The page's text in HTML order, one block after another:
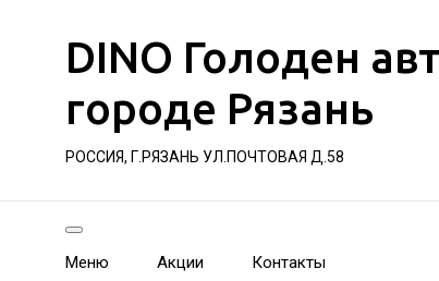
DINO Голоден
городе Рязань
РОССИЯ, Г.РЯЗАНЬ УЛ.ПОЧТОВАЯ Д.58
Меню Акции Контакты